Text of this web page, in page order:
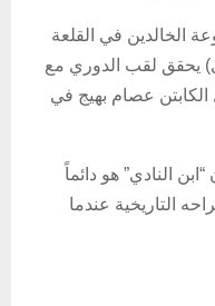
الخالدين في القلعة
يحقق لقب الدوري مع
الكابتن عصام بهيج في
النادي” هو دائماً
التاريخية عندما